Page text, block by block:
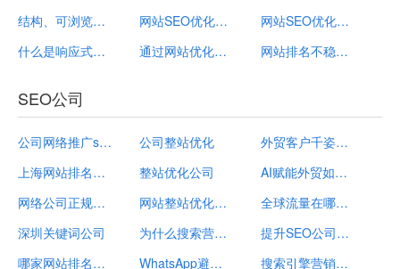
结构、可浏览性与搜索意图让你的外贸网站SEO增长更上一层楼
什么是响应式网站？响应式网站做网站SEO的优点和缺点是什么
网站SEO优化的技术人员需要掌握哪些技能
通过网站优化实践步骤，解决网站SEO结构布局问
网站SEO优化常规的步骤是什么
网站排名不稳定如何解决？影响网站SEO关键词排
SEO公司
公司网络推广seo
上海网站排名公司
网络公司正规关键词
深圳关键词公司
哪家网站排名公司
公司整站优化
整站优化公司
网站整站优化公司
为什么搜索营销教育是公司内必须的
WhatsApp避免封号网站建设公司教你外贸营销时避免常见错误
外贸客户千姿百态如何精准营销网站建设公司实用策略全解析
AI赋能外贸如何借助网站建设公司实现外贸营销突破
全球流量在哪里外贸营销就做到哪里—网站建设公司助您破局
提升SEO公司外链质量的外链规划计划
搜索引擎营销托管公司外链建设规划与执行方案